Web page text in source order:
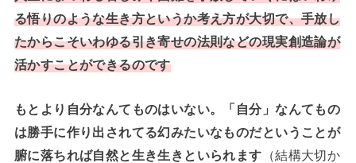
る悟りのような生き方というか考え方が大切で、手放し
たからこそいわゆる引き寄せの法則などの現実創造論が
活かすことができるのです
もとより自分なんてものはいない。「自分」なんてもの
は勝手に作り出されてる幻みたいなものだということが
腑に落ちれば自然と生き生きといられます （結構大切か